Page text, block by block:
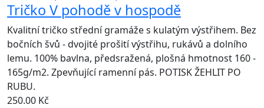
Tričko V pohodě v hospodě
Kvalitní tričko střední gramáže s kulatým výstřihem. Bez
bočních švů - dvojité prošití výstřihu, rukávů a dolního
lemu. 100% bavlna, předsražená, plošná hmotnost 160 -
165g/m2. Zpevňující ramenní pás. POTISK ŽEHLIT PO
RUBU.
250.00 Kč